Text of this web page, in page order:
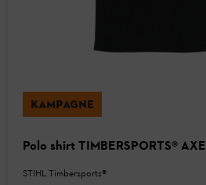
KAMPAGNE
Polo shirt TIMBERSPORTS® AXE
STIHL Timbersports®